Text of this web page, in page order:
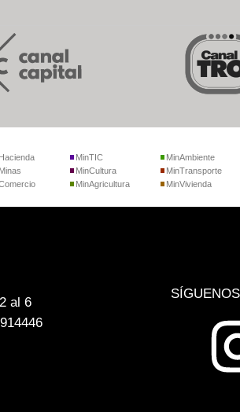
MinTIC
MinCultura
MinAgricultura
MinAmbiente
MinTransporte
MinVivienda
al 6